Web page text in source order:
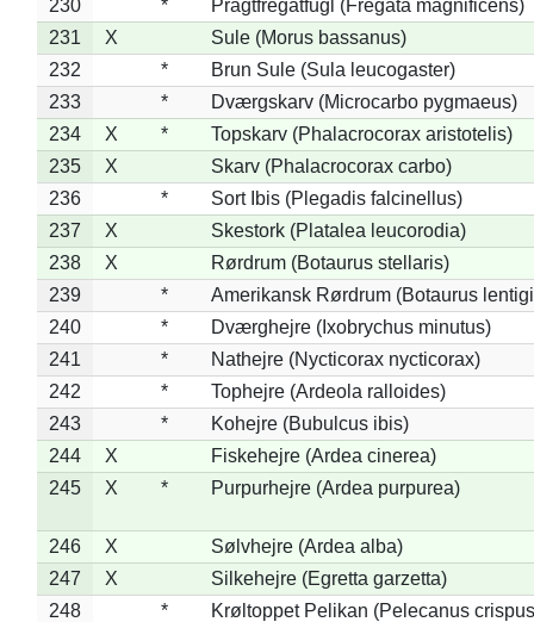
230 *
Pragtfregatfugl (Fregata magnificens)
231
X
Sule (Morus bassanus)
232
*
Brun Sule (Sula leucogaster)
233
*
Dværgskarv (Microcarbo pygmaeus)
234
X *
Topskarv (Phalacrocorax aristotelis)
235
X
Skarv (Phalacrocorax carbo)
236
*
Sort Ibis (Plegadis falcinellus)
237
X
Skestork (Platalea leucorodia)
238
X
Rørdrum (Botaurus stellaris)
239
*
Amerikansk Rørdrum (Botaurus
240
*
Dværghejre (Ixobrychus minutus)
241
*
Nathejre (Nycticorax nycticorax)
242
*
Tophejre (Ardeola ralloides)
243
*
Kohejre (Bubulcus ibis)
244
X
Fiskehejre (Ardea cinerea)
245
X * Purpurhejre (Ardea purpurea)
246 X
Sølvhejre (Ardea alba)
247
X
Silkehejre (Egretta garzetta)
248
*
Krøltoppet Pelikan (Pelecanus